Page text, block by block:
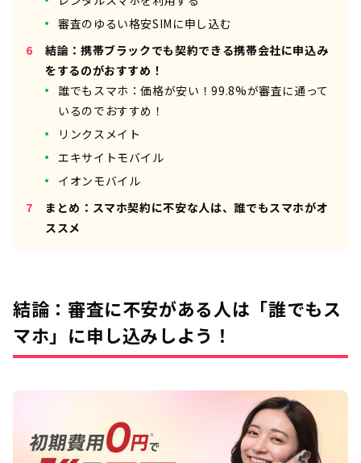
審査のゆるい格安SIMに申し込む
結論：携帯ブラックでも契約できる携帯会社に申込み
をするのがおすすめ！
誰でもスマホ：価格が安い！99.8%が審査に通って
いるのでおすすめ！
リンクスメイト
エキサイトモバイル
イオンモバイル
まとめ：スマホ契約に不安な人は、誰でもスマホがオ
ススメ
結論：審査に不安がある人は「誰でもス
マホ」に申し込みしよう！